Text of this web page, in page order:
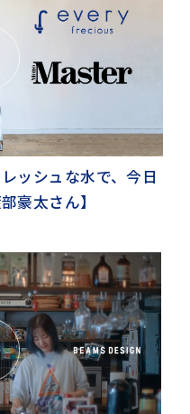
ッシュな水で、今日
豪太さん】